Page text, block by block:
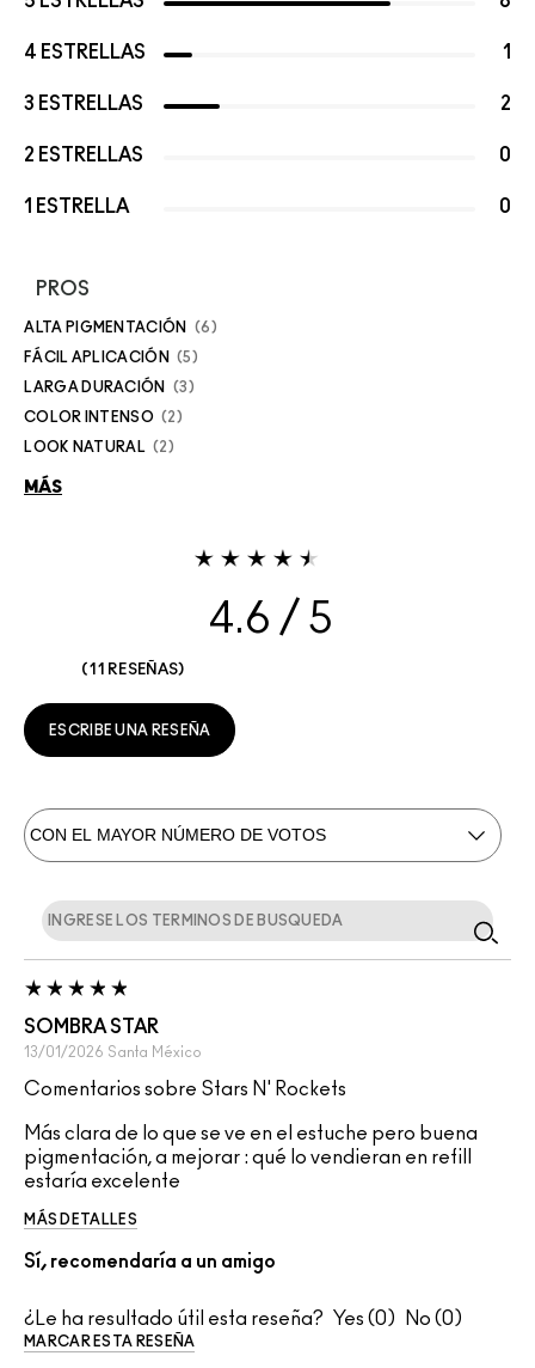
4 ESTRELLAS 1
3 ESTRELLAS 2
2 ESTRELLAS 0
1 ESTRELLA 0
PROS
ALTA PIGMENTACIÓN 6
FÁCIL APLICACIÓN 5
LARGA DURACIÓN 3
COLOR INTENSO 2
LOOK NATURAL 2
MÁS
4.6
11 RESEÑAS
ESCRIBE UNA RESEÑA
SOMBRA STAR
13/01/2026 Santa México
Comentarios sobre Stars N' Rockets
Más clara de lo que se ve en el estuche pero buena
pigmentación, a mejorar : qué lo vendieran en refill
estaría excelente
MÁS DETALLES
Sí, recomendaría a un amigo
¿Le ha resultado útil esta reseña? 0 0
MARCAR ESTA RESEÑA